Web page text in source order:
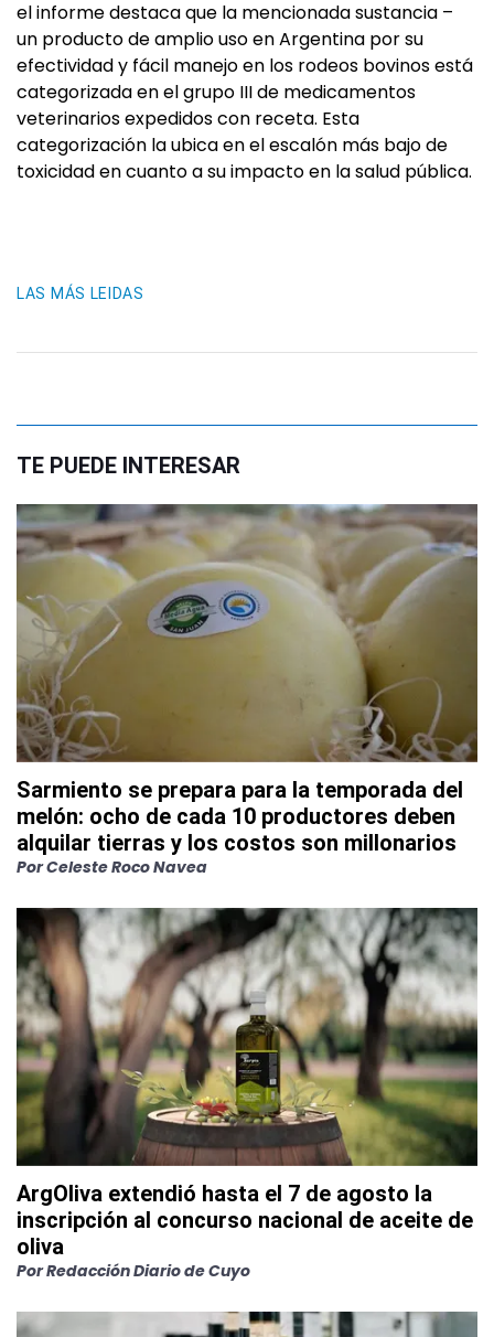
el informe destaca que la mencionada sustancia –
un producto de amplio uso en Argentina por su
efectividad y fácil manejo en los rodeos bovinos está
categorizada en el grupo III de medicamentos
veterinarios expedidos con receta. Esta
categorización la ubica en el escalón más bajo de
toxicidad en cuanto a su impacto en la salud pública.
LAS MÁS LEIDAS
TE PUEDE INTERESAR
Sarmiento se prepara para la temporada del
melón: ocho de cada 10 productores deben
alquilar tierras y los costos son millonarios
PorCeleste Roco Navea
ArgOliva extendió hasta el 7 de agosto la
inscripción al concurso nacional de aceite de
oliva
PorRedacción Diario de Cuyo